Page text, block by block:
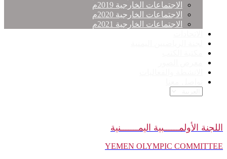
الاجتماعات الخارجية 2019م
الاجتماعات الخارجية 2020م
الاجتماعات الخارجية 2021م
اللجنة الأولمــــــبية اليمـــــــنية
YEMEN OLYMPIC COMMITTEE